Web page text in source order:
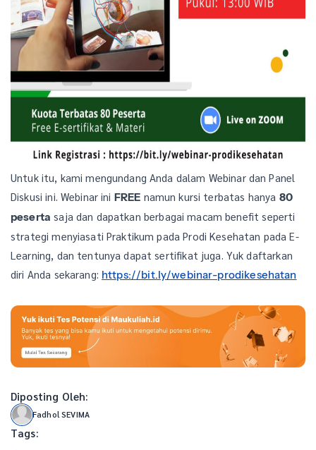
Untuk itu, kami mengundang Anda dalam Webinar dan Panel
Diskusi ini. Webinar ini FREE namun kursi terbatas hanya 80
peserta saja dan dapatkan berbagai macam benefit seperti
strategi menyiasati Praktikum pada Prodi Kesehatan pada E-
Learning, dan tentunya dapat sertifikat juga. Yuk daftarkan
diri Anda sekarang: https://bit.ly/webinar-prodikesehatan
Diposting Oleh:
Fadhol SEVIMA
Tags: